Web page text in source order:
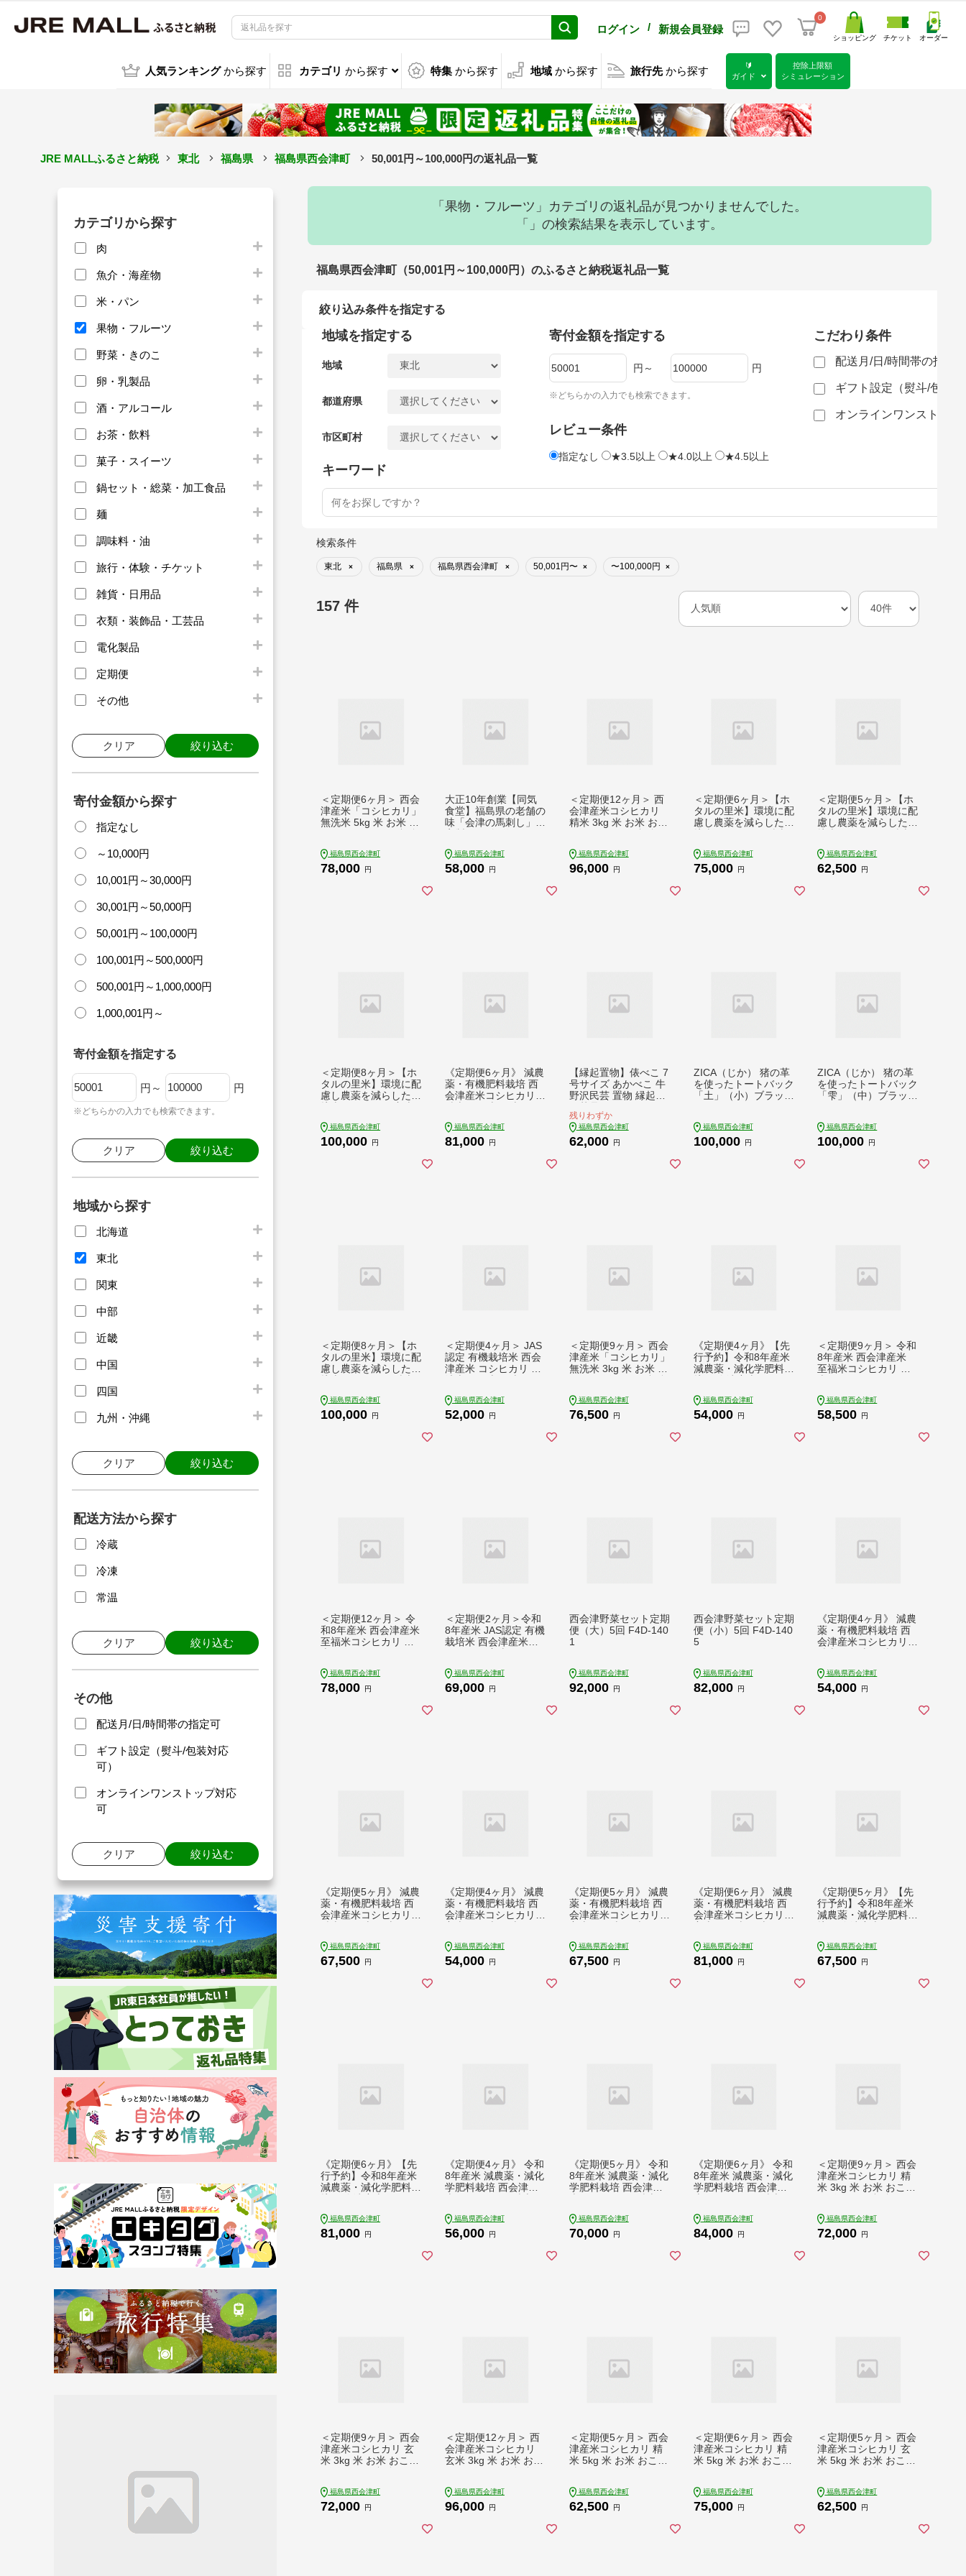
ログイン / 新規会員登録
0
ショッピング チケット オーダー
人気ランキング から探す カテゴリ から探す 特集 から探す 地域 から探す 旅行先 から探す
🔰
ガイド
控除上限額
シミュレーション
JRE MALLふるさと納税 東北 福島県 福島県西会津町 50,001円～100,000円の返礼品一覧
カテゴリから探す
肉
魚介・海産物
米・パン
果物・フルーツ
野菜・きのこ
卵・乳製品
酒・アルコール
お茶・飲料
菓子・スイーツ
鍋セット・総菜・加工食品
麺
調味料・油
旅行・体験・チケット
雑貨・日用品
衣類・装飾品・工芸品
電化製品
定期便
その他
クリア 絞り込む
寄付金額から探す
指定なし
～10,000円
10,001円～30,000円
30,001円～50,000円
50,001円～100,000円
100,001円～500,000円
500,001円～1,000,000円
1,000,001円～
寄付金額を指定する
円～ 円
※どちらかの入力でも検索できます。
クリア 絞り込む
地域から探す
北海道
東北
関東
中部
近畿
中国
四国
九州・沖縄
クリア 絞り込む
配送方法から探す
冷蔵
冷凍
常温
クリア 絞り込む
その他
配送月/日/時間帯の指定可
ギフト設定（熨斗/包装対応
可）
オンラインワンストップ対応
可
クリア 絞り込む
「果物・フルーツ」カテゴリの返礼品が見つかりませんでした。
「」の検索結果を表示しています。
福島県西会津町（50,001円～100,000円）のふるさと納税返礼品一覧
絞り込み条件を指定する
地域を指定する
地域
都道府県
市区町村
寄付金額を指定する
円～ 円
※どちらかの入力でも検索できます。
レビュー条件
指定なし ★3.5以上 ★4.0以上 ★4.5以上
こだわり条件
配送月/日/時間帯の指定
ギフト設定（熨斗/包装
オンラインワンストップ
キーワード
検索条件
東北 × 福島県 × 福島県西会津町 × 50,001円〜 × 〜100,000円 ×
157 件
＜定期便6ヶ月＞ 西会
津産米「コシヒカリ」
無洗米 5kg 米 お米 お
6 福島県西会津町
78,000 円
大正10年創業【同気
食堂】福島県の老舗の
味「会津の馬刺し」自
赤身 ヘルシー 福島県
西会津町 F4D-0001
福島県西会津町
58,000 円
＜定期便12ヶ月＞ 西
会津産米コシヒカリ
精米 3kg 米 お米 おこ
福島県西会津町
96,000 円
＜定期便6ヶ月＞【ホ
タルの里米】環境に配
慮し農薬を減らした栽
福島県西会津町
75,000 円
＜定期便5ヶ月＞【ホ
タルの里米】環境に配
慮し農薬を減らした栽
福島県西会津町
62,500 円
＜定期便8ヶ月＞【ホ
タルの里米】環境に配
慮し農薬を減らした栽
福島県西会津町
100,000 円
《定期便6ヶ月》 減農
薬・有機肥料栽培 西
会津産米コシヒカリ
西会津町 F4D-2476
福島県西会津町
81,000 円
【縁起置物】俵べこ 7
号サイズ あかべこ 牛
野沢民芸 置物 縁起物
残りわずか
福島県西会津町
62,000 円
ZICA（じか） 猪の革
を使ったトートバック
「土」（小）ブラック
福島県西会津町
100,000 円
ZICA（じか） 猪の革
を使ったトートバック
「雫」（中）ブラック
福島県西会津町
100,000 円
＜定期便8ヶ月＞【ホ
タルの里米】環境に配
慮し農薬を減らした栽
福島県西会津町
100,000 円
＜定期便4ヶ月＞ JAS
認定 有機栽培米 西会
津産米 コシヒカリ 無
西会津町 F4D-2522
福島県西会津町
52,000 円
＜定期便9ヶ月＞ 西会
津産米「コシヒカリ」
無洗米 3kg 米 お米 お
9福島県西会津町
76,500 円
《定期便4ヶ月》【先
行予約】令和8年産米
減農薬・減化学肥料栽
米 お米 おこめ ご飯
ごはん 福島県 西会津
福島県西会津町
54,000 円
＜定期便9ヶ月＞ 令和
8年産米 西会津産米
至福米コシヒカリ 精
福島県西会津町
58,500 円
＜定期便12ヶ月＞ 令
和8年産米 西会津産米
至福米コシヒカリ 精
福島県西会津町
78,000 円
＜定期便2ヶ月＞令和
8年産米 JAS認定 有機
栽培米 西会津産米コ
米 おこめ ご飯 ごはん
福島県 西会津町 F4D-
福島県西会津町
69,000 円
西会津野菜セット定期
便（大）5回 F4D-140
1
福島県西会津町
92,000 円
西会津野菜セット定期
便（小）5回 F4D-140
5
福島県西会津町
82,000 円
《定期便4ヶ月》 減農
薬・有機肥料栽培 西
会津産米コシヒカリ
西会津町 F4D-2474
福島県西会津町
54,000 円
《定期便5ヶ月》 減農
薬・有機肥料栽培 西
会津産米コシヒカリ
西会津町 F4D-2475
福島県西会津町
67,500 円
《定期便4ヶ月》 減農
薬・有機肥料栽培 西
会津産米コシヒカリ
西会津町 F4D-2490
福島県西会津町
54,000 円
《定期便5ヶ月》 減農
薬・有機肥料栽培 西
会津産米コシヒカリ
西会津町 F4D-2491
福島県西会津町
67,500 円
《定期便6ヶ月》 減農
薬・有機肥料栽培 西
会津産米コシヒカリ
西会津町 F4D-2492
福島県西会津町
81,000 円
《定期便5ヶ月》【先
行予約】令和8年産米
減農薬・減化学肥料栽
米 お米 おこめ ご飯
ごはん 福島県 西会津
福島県西会津町
67,500 円
《定期便6ヶ月》【先
行予約】令和8年産米
減農薬・減化学肥料栽
米 お米 おこめ ご飯
ごはん 福島県 西会津
福島県西会津町
81,000 円
《定期便4ヶ月》 令和
8年産米 減農薬・減化
学肥料栽培 西会津産
福島県西会津町
56,000 円
《定期便5ヶ月》 令和
8年産米 減農薬・減化
学肥料栽培 西会津産
福島県西会津町
70,000 円
《定期便6ヶ月》 令和
8年産米 減農薬・減化
学肥料栽培 西会津産
福島県西会津町
84,000 円
＜定期便9ヶ月＞ 西会
津産米コシヒカリ 精
米 3kg 米 お米 おこめ
福島県西会津町
72,000 円
＜定期便9ヶ月＞ 西会
津産米コシヒカリ 玄
米 3kg 米 お米 おこめ
福島県西会津町
72,000 円
＜定期便12ヶ月＞ 西
会津産米コシヒカリ
玄米 3kg 米 お米 おこ
福島県西会津町
96,000 円
＜定期便5ヶ月＞ 西会
津産米コシヒカリ 精
米 5kg 米 お米 おこめ
福島県西会津町
62,500 円
＜定期便6ヶ月＞ 西会
津産米コシヒカリ 精
米 5kg 米 お米 おこめ
福島県西会津町
75,000 円
＜定期便5ヶ月＞ 西会
津産米コシヒカリ 玄
米 5kg 米 お米 おこめ
福島県西会津町
62,500 円